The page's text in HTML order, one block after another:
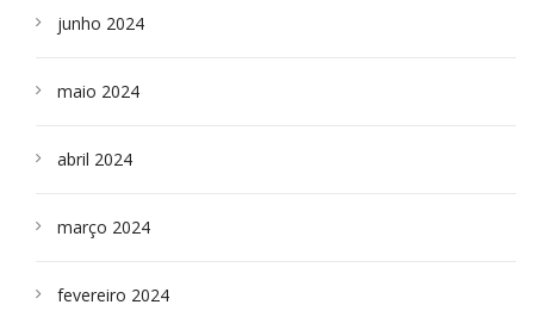
junho 2024
maio 2024
abril 2024
março 2024
fevereiro 2024